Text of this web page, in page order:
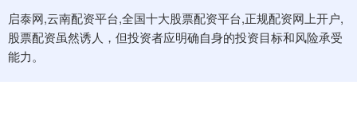
启泰网,云南配资平台,全国十大股票配资平台,正规配资网上开户,
股票配资虽然诱人，但投资者应明确自身的投资目标和风险承受
能力。